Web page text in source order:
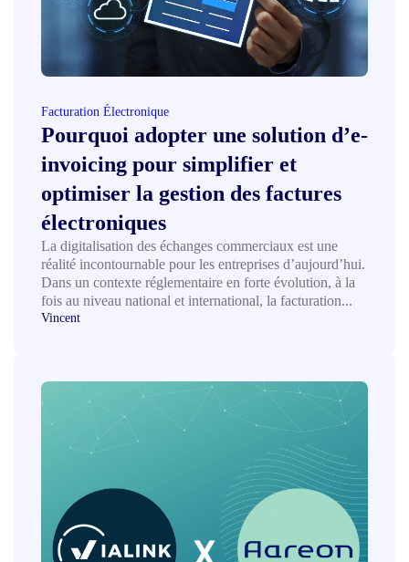
Facturation Électronique
Pourquoi adopter une solution d’e-
invoicing pour simplifier et
optimiser la gestion des factures
électroniques
La digitalisation des échanges commerciaux est une
réalité incontournable pour les entreprises d’aujourd’hui.
Dans un contexte réglementaire en forte évolution, à la
fois au niveau national et international, la facturation...
Vincent